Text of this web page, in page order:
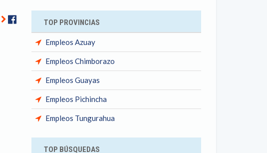
FacebookTOP PROVINCIAS
Empleos Azuay
Empleos Chimborazo
Empleos Guayas
Empleos Pichincha
Empleos Tungurahua
TOP BÚSQUEDAS